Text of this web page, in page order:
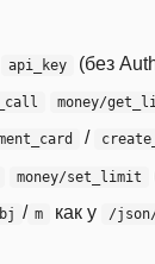
api_key (без
money/
/
money/set_limit
/ m как у /